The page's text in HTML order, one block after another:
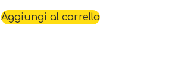
Aggiungi al carrello